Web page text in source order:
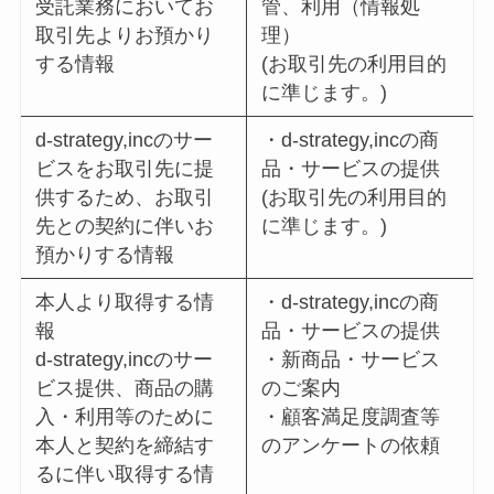
受託業務においてお
取引先よりお預かり
する情報
管、利用（情報処
理）
(お取引先の利用目的
に準じます。)
d-strategy,incのサー
ビスをお取引先に提
供するため、お取引
先との契約に伴いお
預かりする情報
・d-strategy,incの商
品・サービスの提供
(お取引先の利用目的
に準じます。)
本人より取得する情
報
d-strategy,incのサー
ビス提供、商品の購
入・利用等のために
本人と契約を締結す
るに伴い取得する情
・d-strategy,incの商
品・サービスの提供
・新商品・サービス
のご案内
・顧客満足度調査等
のアンケートの依頼